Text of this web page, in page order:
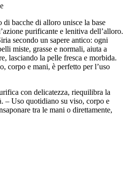
bacche di alloro unisce la base
purificante e lenitiva dell’alloro.
secondo un sapere antico: ogni
miste, grasse e normali, aiuta a
lasciando la pelle fresca e morbida.
corpo e mani, è perfetto per l’uso
con delicatezza, riequilibra la
– Uso quotidiano su viso, corpo e
tra le mani o direttamente,